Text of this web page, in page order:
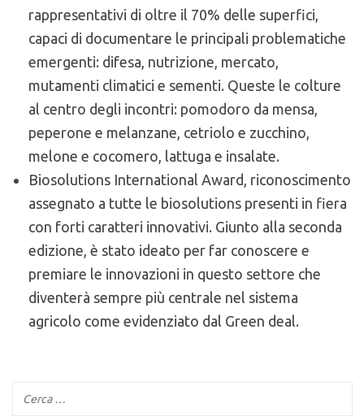
rappresentativi di oltre il 70% delle superfici,
capaci di documentare le principali problematiche
emergenti: difesa, nutrizione, mercato,
mutamenti climatici e sementi. Queste le colture
al centro degli incontri: pomodoro da mensa,
peperone e melanzane, cetriolo e zucchino,
melone e cocomero, lattuga e insalate.
Biosolutions International Award, riconoscimento
assegnato a tutte le biosolutions presenti in fiera
con forti caratteri innovativi. Giunto alla seconda
edizione, è stato ideato per far conoscere e
premiare le innovazioni in questo settore che
diventerà sempre più centrale nel sistema
agricolo come evidenziato dal Green deal.